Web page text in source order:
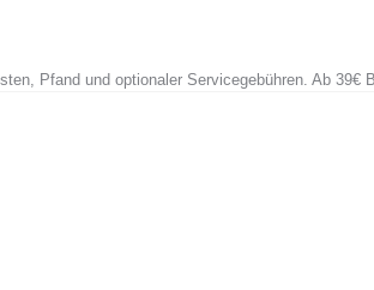
Pfand und optionaler Servicegebühren. Ab 39€